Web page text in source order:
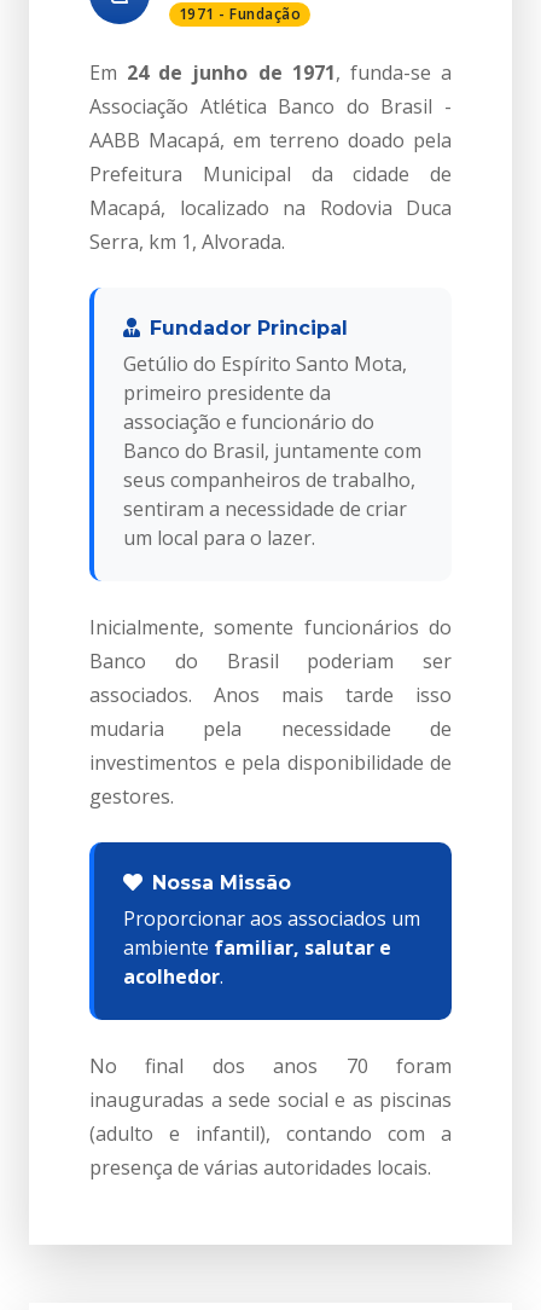
1971 - Fundação
Em 24 de junho de 1971, funda-se a
Associação Atlética Banco do Brasil -
AABB Macapá, em terreno doado pela
Prefeitura Municipal da cidade de
Macapá, localizado na Rodovia Duca
Serra, km 1, Alvorada.
Fundador Principal
Getúlio do Espírito Santo Mota,
primeiro presidente da
associação e funcionário do
Banco do Brasil, juntamente com
seus companheiros de trabalho,
sentiram a necessidade de criar
um local para o lazer.
Inicialmente, somente funcionários do
Banco do Brasil poderiam ser
associados. Anos mais tarde isso
mudaria pela necessidade de
investimentos e pela disponibilidade de
gestores.
Nossa Missão
Proporcionar aos associados um
ambiente familiar, salutar e
acolhedor.
No final dos anos 70 foram
inauguradas a sede social e as piscinas
(adulto e infantil), contando com a
presença de várias autoridades locais.